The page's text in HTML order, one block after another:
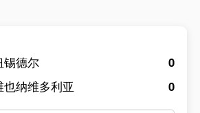
锡德尔
也纳维多利亚
0
0